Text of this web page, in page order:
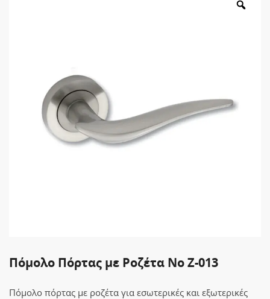
Πόμολο Πόρτας με Ροζέτα No Z-013
Πόμολο πόρτας με ροζέτα για εσωτερικές και εξωτερικές